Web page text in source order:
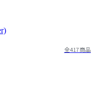
全417商品